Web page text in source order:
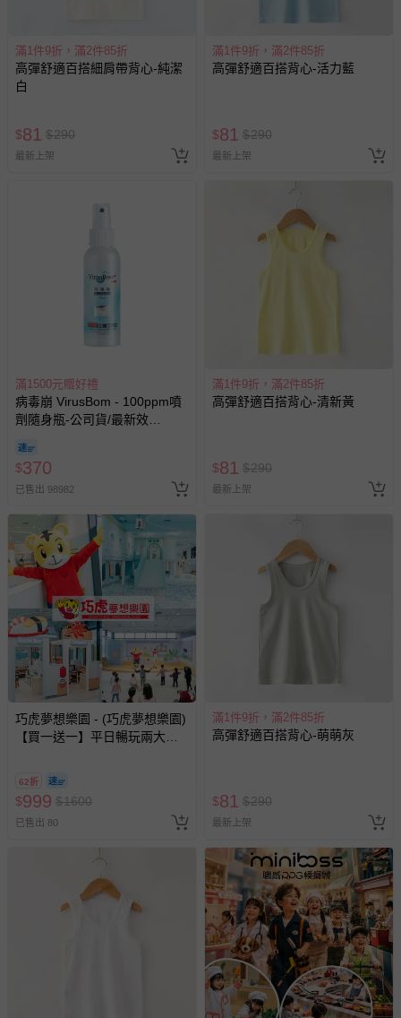
滿1件9折，滿2件85折
高彈舒適百搭細肩帶背心-純潔
白
$81 $290
最新上架
滿1件9折，滿2件85折
高彈舒適百搭背心-活力藍
$81 $290
最新上架
滿1500元贈好禮
病毒崩 VirusBom - 100ppm噴
劑隨身瓶-公司貨/最新效
$370
已售出 98982
滿1件9折，滿2件85折
高彈舒適百搭背心-清新黃
$81 $290
最新上架
巧虎夢想樂園 - (巧虎夢想樂園)
【買一送一】平日暢玩兩大一
2026/10/16 正券逾期視同現金
券使用
62折
$999 $1600
已售出 80
滿1件9折，滿2件85折
高彈舒適百搭背心-萌萌灰
$81 $290
最新上架